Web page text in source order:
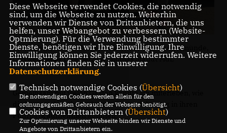
v.l. Steffen Schilm - Bürgermeister der EHG Tangermünde,
Ortswehrleiter Uwe Berzog, Thomas Staudt MdL
Gemeinsam mit vielen Gästen konnte ich miterleben, wie
die Kameraden ein modernes Einsatzfahrzeug in ihren
Fuhrpark aufnehmen konnten.
Diese Webseite verwendet Cookies, die notwendig
sind, um die Webseite zu nutzen. Weiterhin
verwenden wir Dienste von Drittanbietern, die uns
helfen, unser Webangebot zu verbessern (Website-
Optmierung). Für die Verwendung bestimmter
Dienste, benötigen wir Ihre Einwilligung. Ihre
Einwilligung können Sie jederzeit widerrufen. Weitere
Informationen finden Sie in unserer
Datenschutzerklärung.
Technisch notwendige Cookies (Übersicht)
Die notwendigen Cookies werden allein für den
ordnungsgemäßen Gebrauch der Webseite benötigt.
Cookies von Drittanbietern (Übersicht)
Zur Optimierung unserer Webseite binden wir Dienste und
Angebote von Drittanbietern ein.